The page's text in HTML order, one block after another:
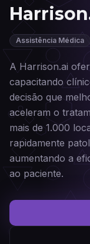
Assistência Médica
A Harrison.ai
capacitando
decisão que
aceleram o
mais de 1.000
rapidamente
aumentando a
ao paciente.